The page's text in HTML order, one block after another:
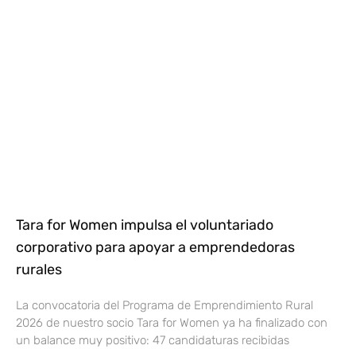
Tara for Women impulsa el voluntariado
corporativo para apoyar a emprendedoras
rurales
La convocatoria del Programa de Emprendimiento Rural
2026 de nuestro socio Tara for Women ya ha finalizado con
un balance muy positivo: 47 candidaturas recibidas